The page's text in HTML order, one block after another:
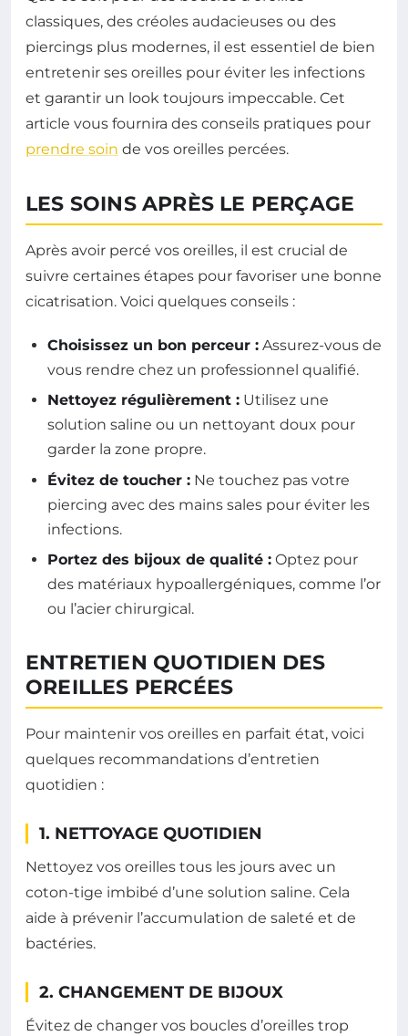
classiques, des créoles audacieuses ou des
piercings plus modernes, il est essentiel de bien
entretenir ses oreilles pour éviter les infections
et garantir un look toujours impeccable. Cet
article vous fournira des conseils pratiques pour
prendre soin de vos oreilles percées.
LES SOINS APRÈS LE PERÇAGE
Après avoir percé vos oreilles, il est crucial de
suivre certaines étapes pour favoriser une bonne
cicatrisation. Voici quelques conseils :
Choisissez un bon perceur : Assurez-vous de
vous rendre chez un professionnel qualifié.
Nettoyez régulièrement : Utilisez une
solution saline ou un nettoyant doux pour
garder la zone propre.
Évitez de toucher : Ne touchez pas votre
piercing avec des mains sales pour éviter les
infections.
Portez des bijoux de qualité : Optez pour
des matériaux hypoallergéniques, comme l’or
ou l’acier chirurgical.
ENTRETIEN QUOTIDIEN DES
OREILLES PERCÉES
Pour maintenir vos oreilles en parfait état, voici
quelques recommandations d’entretien
quotidien :
1. NETTOYAGE QUOTIDIEN
Nettoyez vos oreilles tous les jours avec un
coton-tige imbibé d’une solution saline. Cela
aide à prévenir l’accumulation de saleté et de
bactéries.
2. CHANGEMENT DE BIJOUX
Évitez de changer vos boucles d’oreilles trop